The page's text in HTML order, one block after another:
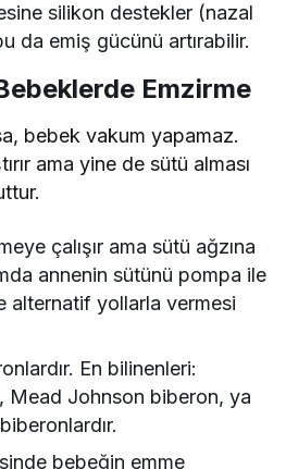
silikon destekler (nazal
da emiş gücünü artırabilir.
Emzirme
bebek vakum yapamaz.
ama yine de sütü alması
çalışır ama sütü ağzına
annenin sütünü pompa ile
alternatif yollarla vermesi
En bilinenleri:
Mead Johnson biberon, ya
bebeğin emme